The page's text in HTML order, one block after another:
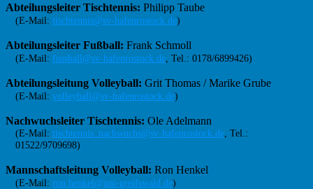
Abteilungsleiter Tischtennis: Philipp Taube
(E-Mail:tischtennis@sv-hafenrostock.de)
Abteilungsleiter Fußball: Frank Schmoll
(E-Mail: fussball@sv-hafenrostock.de , Tel.: 0178/6899426)
Abteilungsleitung Volleyball: Grit Thomas / Marike Grube
(E-Mail:volleyball@sv-hafenrostock.de)
Nachwuchsleiter Tischtennis: Ole Adelmann
(E-Mail:tischtennis_nachwuchs@sv-hafenrostock.de , Tel.:
01522/9709698)
Mannschaftsleitung Volleyball: Ron Henkel
(E-Mail: ron.henkel@uni-greifswald.de)